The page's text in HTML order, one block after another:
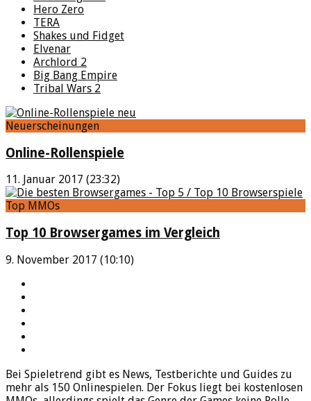
Hero Zero
TERA
Shakes und Fidget
Elvenar
Archlord 2
Big Bang Empire
Tribal Wars 2
Neuerscheinungen
Online-Rollenspiele
11. Januar 2017 (23:32)
Top MMOs
Top 10 Browsergames im Vergleich
9. November 2017 (10:10)
Bei Spieletrend gibt es News, Testberichte und Guides zu
mehr als 150 Onlinespielen. Der Fokus liegt bei kostenlosen